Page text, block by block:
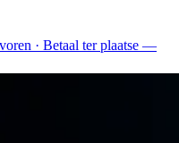
· Betaal ter plaatse —